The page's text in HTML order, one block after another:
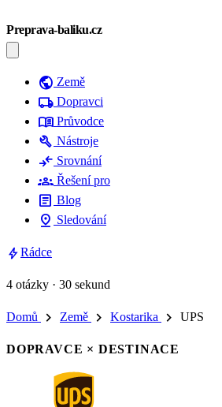
Preprava-baliku.cz
public Země
local_shipping Dopravci
menu_book Průvodce
build Nástroje
compare_arrows Srovnání
groups Řešení pro
article Blog
pin_drop Sledování
boltRádce
4 otázky · 30 sekund
Domů chevron_right Země chevron_right Kostarika chevron_right UPS
DOPRAVCE × DESTINACE